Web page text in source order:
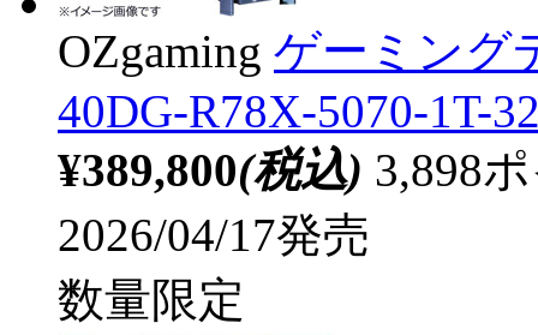
OZgaming ゲーミング
40DG-R78X-5070-1T-
¥389,800(税込) 3,898
2026/04/17発売
数量限定